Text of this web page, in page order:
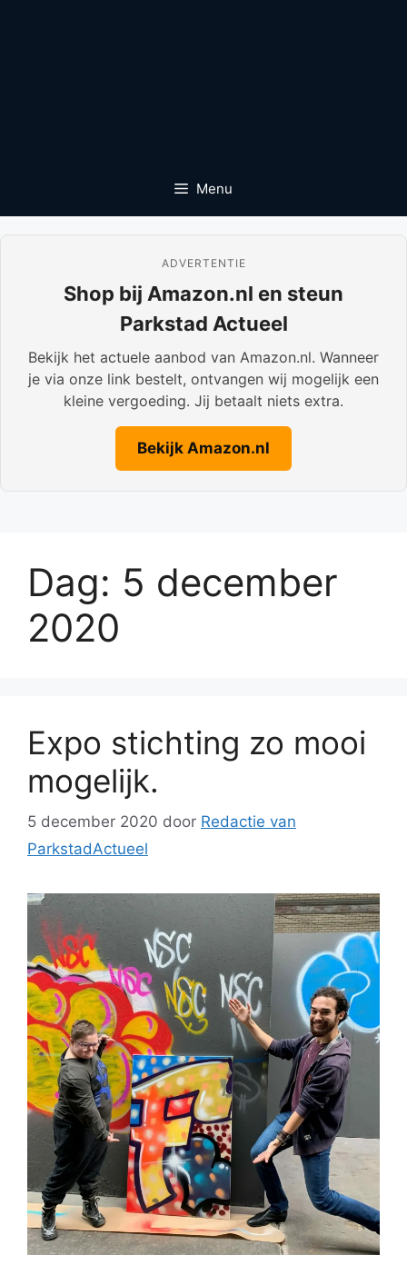
Menu
ADVERTENTIE
Shop bij Amazon.nl en steun
Parkstad Actueel
Bekijk het actuele aanbod van Amazon.nl. Wanneer
je via onze link bestelt, ontvangen wij mogelijk een
kleine vergoeding. Jij betaalt niets extra.
Bekijk Amazon.nl
Dag: 5 december
2020
Expo stichting zo mooi
mogelijk.
5 december 2020 door Redactie van
ParkstadActueel